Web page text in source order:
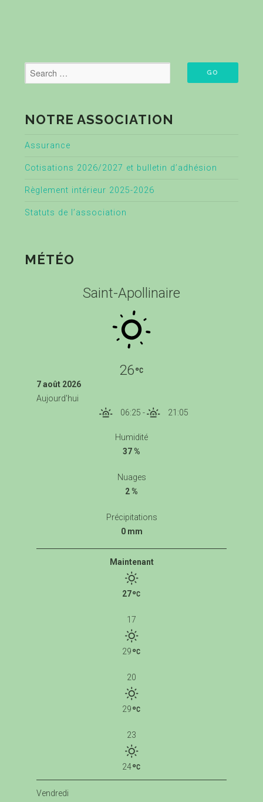
NOTRE ASSOCIATION
Assurance
Cotisations 2026/2027 et bulletin d’adhésion
Règlement intérieur 2025-2026
Statuts de l’association
MÉTÉO
Saint-Apollinaire
26
7 août 2026
Aujourd'hui
06:25 - 21:05
Humidité
37 %
Nuages
2 %
Précipitations
0 mm
Maintenant
27
17
29
20
29
23
24
Vendredi